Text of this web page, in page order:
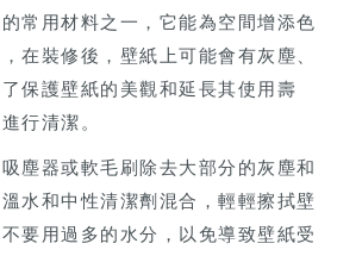
常用材料之一，它能為空間增添色
在裝修後，壁紙上可能會有灰塵、
保護壁紙的美觀和延長其使用壽
行清潔。
塵器或軟毛刷除去大部分的灰塵和
水和中性清潔劑混合，輕輕擦拭壁
要用過多的水分，以免導致壁紙受